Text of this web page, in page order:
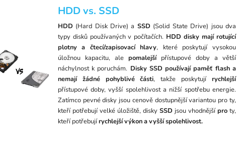
HDD vs. SSD
HDD (Hard Disk Drive) a SSD (Solid State Drive) jsou dva
typy disků používaných v počítačích. HDD disky mají rotující
plotny a čtecí/zapisovací hlavy, které poskytují vysokou
úložnou kapacitu, ale pomalejšípřístupové doby a větší
náchylnost k poruchám. Disky SSD používají paměť flash a
nemají žádné pohyblivé části, takže poskytujírychlejší
přístupové doby, vyšší spolehlivost a nižší spotřebu energie.
Zatímco pevné disky jsou cenově dostupnější variantou pro ty,
kteří potřebují velké úložiště, disky SSD jsou vhodnějšípro ty,
kteří potřebujírychlejší výkon a vyšší spolehlivost.